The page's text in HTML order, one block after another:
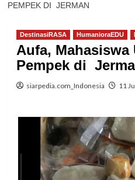
PEMPEK DI JERMAN
DestinasiRASA HumanioraEDU
Aufa, Mahasiswa
Pempek di
siarpedia.com_Indonesia 11